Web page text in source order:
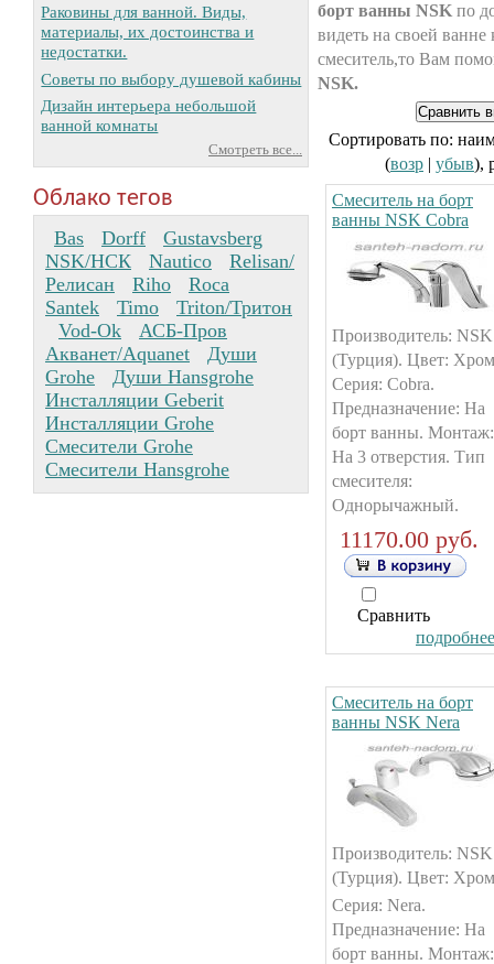
Раковины для ванной. Виды,
материалы, их достоинства и
недостатки.
Советы по выбору душевой кабины
Дизайн интерьера небольшой
ванной комнаты
Смотреть все...
Облако тегов
Bas Dorff
Gustavsberg
NSK/НСК
Nautico
Relisan/
Релисан
Riho
Roca
Santek
Timo
Triton/Тритон
Vod-Ok
АСБ-Пров
Акванет/Aquanet
Души
Grohe
Души Hansgrohe
Инсталляции Geberit
Инсталляции Grohe
Смесители Grohe
Смесители Hansgrohe
борт ванны NSK по
видеть на своей
смеситель,то Вам
NSK.
Сортировать по:
(возр | убыв),
Смеситель на борт
ванны NSK Cobra
Производитель: NSK
(Турция). Цвет:
Серия: Cobra.
Предназначение: На
борт ванны. Монтаж:
На 3 отверстия. Тип
смесителя:
Однорычажный.
11170.00 руб.
Сравнить
Смеситель на борт
ванны NSK Nera
Производитель: NSK
(Турция). Цвет:
Серия: Nera.
Предназначение: На
борт ванны. Монтаж: